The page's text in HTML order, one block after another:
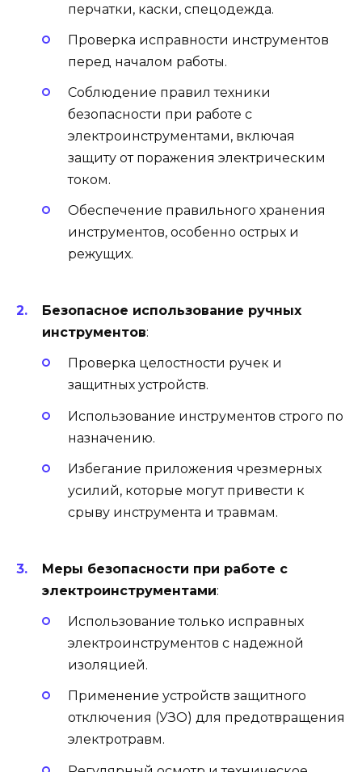
перчатки, каски, спецодежда.
Проверка исправности инструментов
перед началом работы.
Соблюдение правил техники
безопасности при работе с
электроинструментами, включая
защиту от поражения электрическим
током.
Обеспечение правильного хранения
инструментов, особенно острых и
режущих.
Безопасное использование ручных
инструментов:
Проверка целостности ручек и
защитных устройств.
Использование инструментов строго по
назначению.
Избегание приложения чрезмерных
усилий, которые могут привести к
срыву инструмента и травмам.
Меры безопасности при работе с
электроинструментами:
Использование только исправных
электроинструментов с надежной
изоляцией.
Применение устройств защитного
отключения (УЗО) для предотвращения
электротравм.